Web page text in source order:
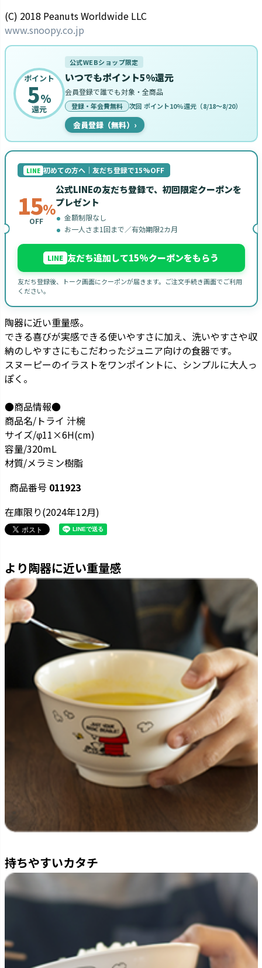
(C) 2018 Peanuts Worldwide LLC
www.snoopy.co.jp
ポイント
5%
還元
公式WEBショップ限定
いつでもポイント5%還元
会員登録で誰でも対象・全商品
登録・年会費無料 次回 ポイント10%還元（8/18〜8/20）
会員登録（無料） ›
LINE 初めての方へ｜友だち登録で15%OFF
15%
OFF
公式LINEの友だち登録で、初回限定クーポンを
プレゼント
金額制限なし
お一人さま1回まで／有効期限2カ月
LINE 友だち追加して15%クーポンをもらう
友だち登録後、トーク画面にクーポンが届きます。ご注文手続き画面でご利用
ください。
陶器に近い重量感。
できる喜びが実感できる使いやすさに加え、洗いやすさや収
納のしやすさにもこだわったジュニア向けの食器です。
スヌーピーのイラストをワンポイントに、シンプルに大人っ
ぽく。
●商品情報●
商品名/トライ 汁椀
サイズ/φ11×6H(cm)
容量/320mL
材質/メラミン樹脂
商品番号 011923
在庫限り(2024年12月)
より陶器に近い重量感
持ちやすいカタチ